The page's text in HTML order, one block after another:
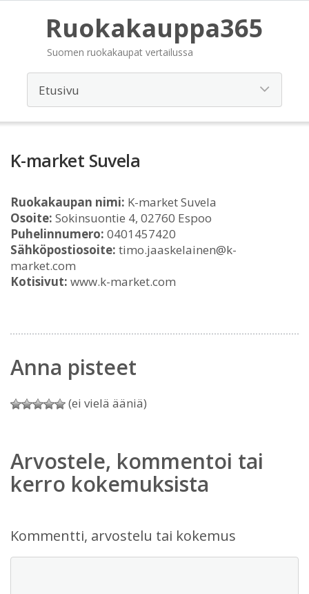
Ruokakauppa365
Suomen ruokakaupat vertailussa
K-market Suvela
Ruokakaupan nimi: K-market Suvela
Osoite: Sokinsuontie 4, 02760 Espoo
Puhelinnumero: 0401457420
Sähköpostiosoite: timo.jaaskelainen@k-
market.com
Kotisivut: www.k-market.com
Anna pisteet
(ei vielä ääniä)
Arvostele, kommentoi tai
kerro kokemuksista
Kommentti, arvostelu tai kokemus